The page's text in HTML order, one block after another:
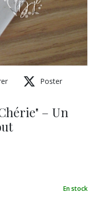
Poster
– Un
En stock